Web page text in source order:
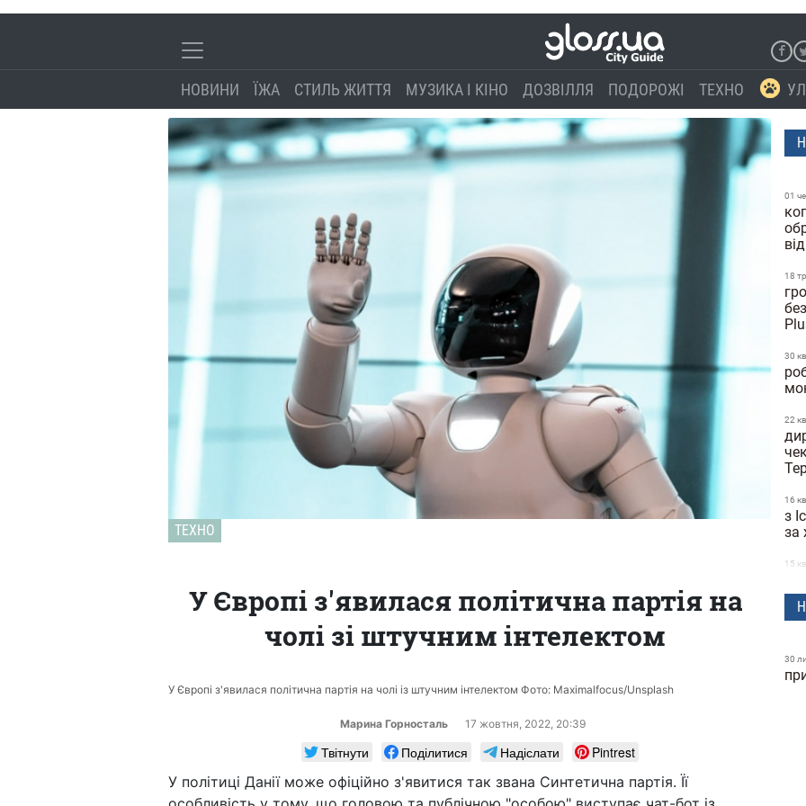
НОВИНИ ЇЖА СТИЛЬ ЖИТТЯ МУЗИКА І КІНО ДОЗВІЛЛЯ ПОДОРОЖІ ТЕХНО
ТЕХНО
У Європі з'явилася політична партія на
чолі зі штучним інтелектом
У Європі з'явилася політична партія на чолі із штучним інтелектом Фото: Maximalfocus/Unsplash
Марина Горносталь 17 жовтня, 2022, 20:39
Твітнути Поділитися Надіслати
Pintrest
У політиці Данії може офіційно з'явитися так звана Cинтетична партія. Її
01
18
30
22
16
з
за
15
зі
30